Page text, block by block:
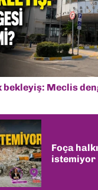
bekleyiş: Meclis
Foça
istemiyor